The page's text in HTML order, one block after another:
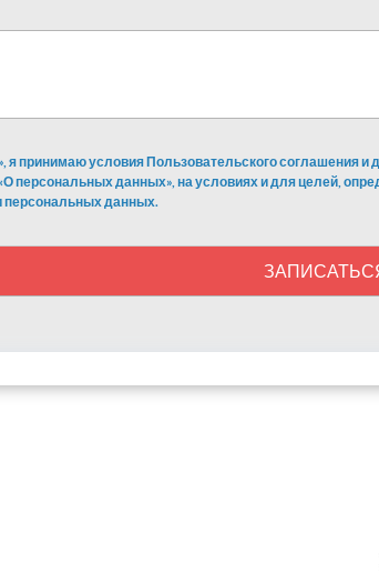
я принимаю условия Пользовательского соглашения
персональных данных», на условиях и для целей,
персональных данных.